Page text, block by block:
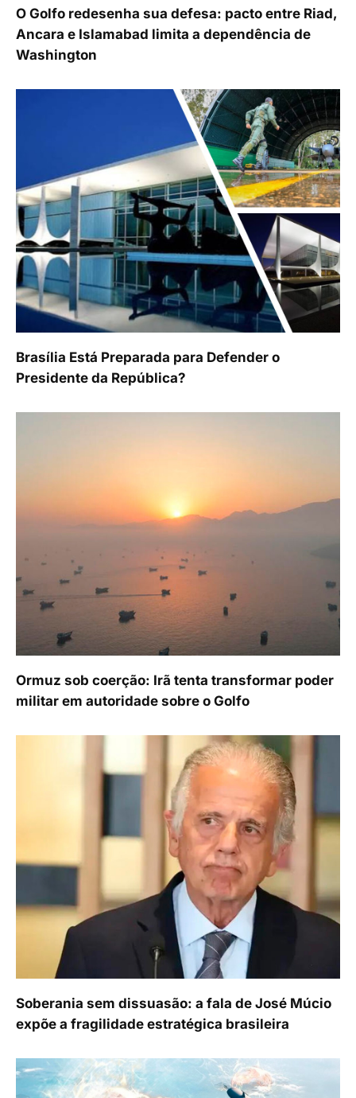
O Golfo redesenha sua defesa: pacto entre Riad,
Ancara e Islamabad limita a dependência de
Washington
Brasília Está Preparada para Defender o
Presidente da República?
Ormuz sob coerção: Irã tenta transformar poder
militar em autoridade sobre o Golfo
Soberania sem dissuasão: a fala de José Múcio
expõe a fragilidade estratégica brasileira